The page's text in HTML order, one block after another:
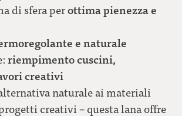
di sfera perottima pienezza e
e naturale
riempimento cuscini,
creativi
naturale ai materiali
creativi – questa lana offre